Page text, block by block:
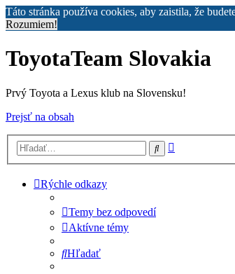
Táto stránka používa cookies, aby zaistila, že
Rozumiem!
ToyotaTeam Slovakia
Prvý Toyota a Lexus klub na Slovensku!
Prejsť na obsah
Hľadať
Rýchle odkazy
Temy bez odpovedí
Aktívne témy
Hľadať